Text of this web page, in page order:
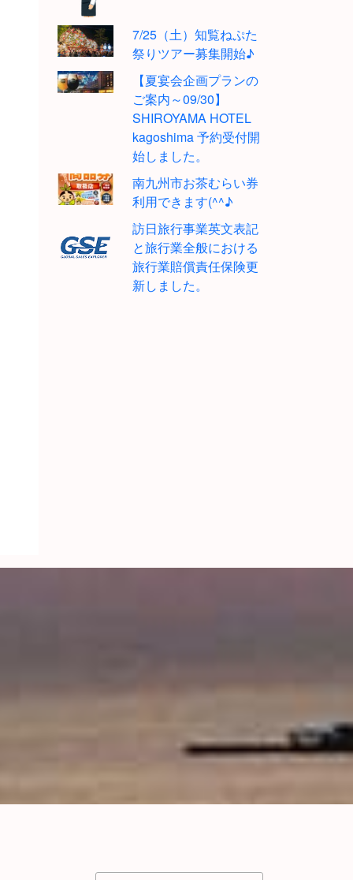
7/25（土）知覧ねぷた
祭りツアー募集開始♪
【夏宴会企画プランの
ご案内～09/30】
SHIROYAMA HOTEL
kagoshima 予約受付開
始しました。
南九州市お茶むらい券
利用できます(^^♪
訪日旅行事業英文表記
と旅行業全般における
旅行業賠償責任保険更
新しました。